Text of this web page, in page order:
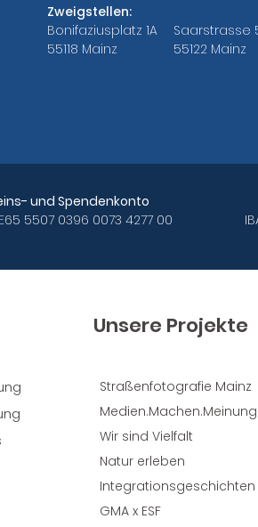
Zweigstellen:
Saarstrasse
55122 Mainz
Bonifaziusplatz 1A
55118 Mainz
und Spendenkonto
5507 0396 0073 4277 00
Unsere Projekte
Straßenfotografie Mainz
Medien.Machen.Meinung
Wir sind Vielfalt
Natur erleben
Integrationsgeschichten
GMA x ESF